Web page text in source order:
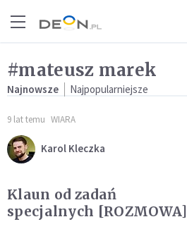
#mateusz marek
Najnowsze Najpopularniejsze
9 lat temu WIARA
Karol Kleczka
Klaun od zadań
specjalnych [ROZMOWA]